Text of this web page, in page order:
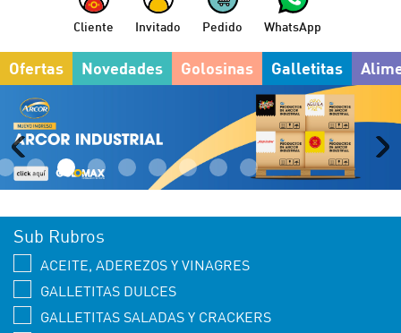
Cliente Invitado Pedido WhatsApp
Ofertas Novedades Golosinas Galletitas
Sub Rubros
ACEITE, ADEREZOS Y VINAGRES
GALLETITAS DULCES
GALLETITAS SALADAS Y CRACKERS